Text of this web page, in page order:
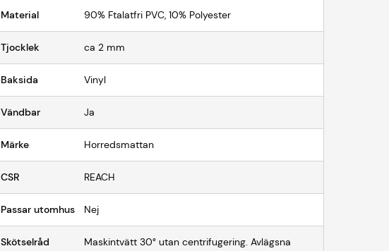
Material 90% Ftalatfri PVC, 10% Polyester
Tjocklek ca 2 mm
Baksida Vinyl
Vändbar Ja
Märke Horredsmattan
CSR REACH
Passar utomhus Nej
Skötselråd
Maskintvätt 30° utan centrifugering. Avlägsna